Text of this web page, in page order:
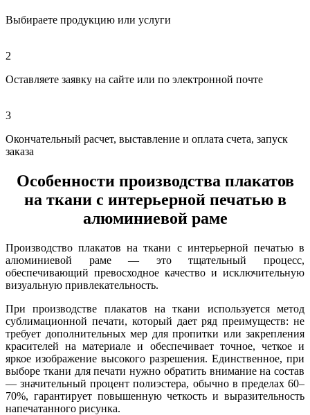
Выбираете продукцию или услуги
2
Оставляете заявку на сайте или по электронной почте
3
Окончательный расчет, выставление и оплата счета, запуск
заказа
Особенности производства плакатов
на ткани с интерьерной печатью в
алюминиевой раме
Производство плакатов на ткани с интерьерной печатью в
алюминиевой раме — это тщательный процесс,
обеспечивающий превосходное качество и исключительную
визуальную привлекательность.
При производстве плакатов на ткани используется метод
сублимационной печати, который дает ряд преимуществ: не
требует дополнительных мер для пропитки или закрепления
красителей на материале и обеспечивает точное, четкое и
яркое изображение высокого разрешения. Единственное, при
выборе ткани для печати нужно обратить внимание на состав
— значительный процент полиэстера, обычно в пределах 60–
70%, гарантирует повышенную четкость и выразительность
напечатанного рисунка.